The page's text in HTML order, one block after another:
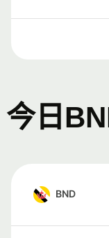
今日
BND